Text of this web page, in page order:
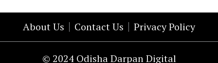
About Us Contact Us Privacy Policy
© 2024 Odisha Darpan Digital